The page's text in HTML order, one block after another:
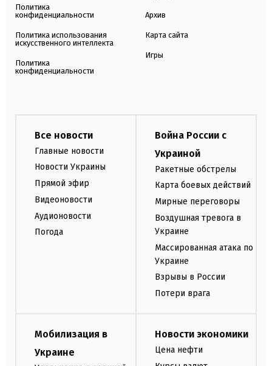
Политика
конфиденциальности
Политика использования
искусственного интеллекта
Политика
конфиденциальности
Архив
Карта сайта
Игры
Все новости
Главные новости
Новости Украины
Прямой эфир
Видеоновости
Аудионовости
Погода
Война России с
Украиной
Ракетные обстрелы
Карта боевых действий
Мирные переговоры
Воздушная тревога в
Украине
Массированная атака по
Украине
Взрывы в России
Потери врага
Мобилизация в
Украине
Новости экономики
Цена нефти